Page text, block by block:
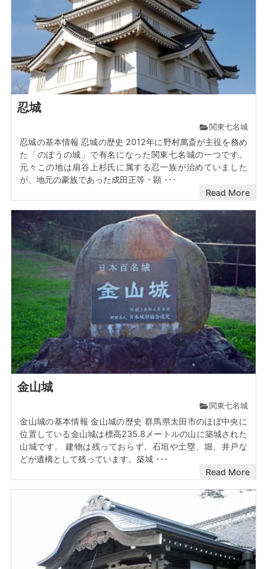
忍城
関東七名城
忍城の基本情報 忍城の歴史 2012年に野村萬斎が主役を務め
た「のぼうの城」で有名になった関東七名城の一つです。
元々この地は扇谷上杉氏に属する忍一族が治めていました
が、地元の豪族であった成田正等・顕 ･･･
Read More
金山城
関東七名城
金山城の基本情報 金山城の歴史 群馬県太田市のほぼ中央に
位置している金山城は標高235.8メートルの山に築城された
山城です。 建物は残っておらず、石垣や土塁、堀、井戸な
どが遺構として残っています。築城 ･･･
Read More